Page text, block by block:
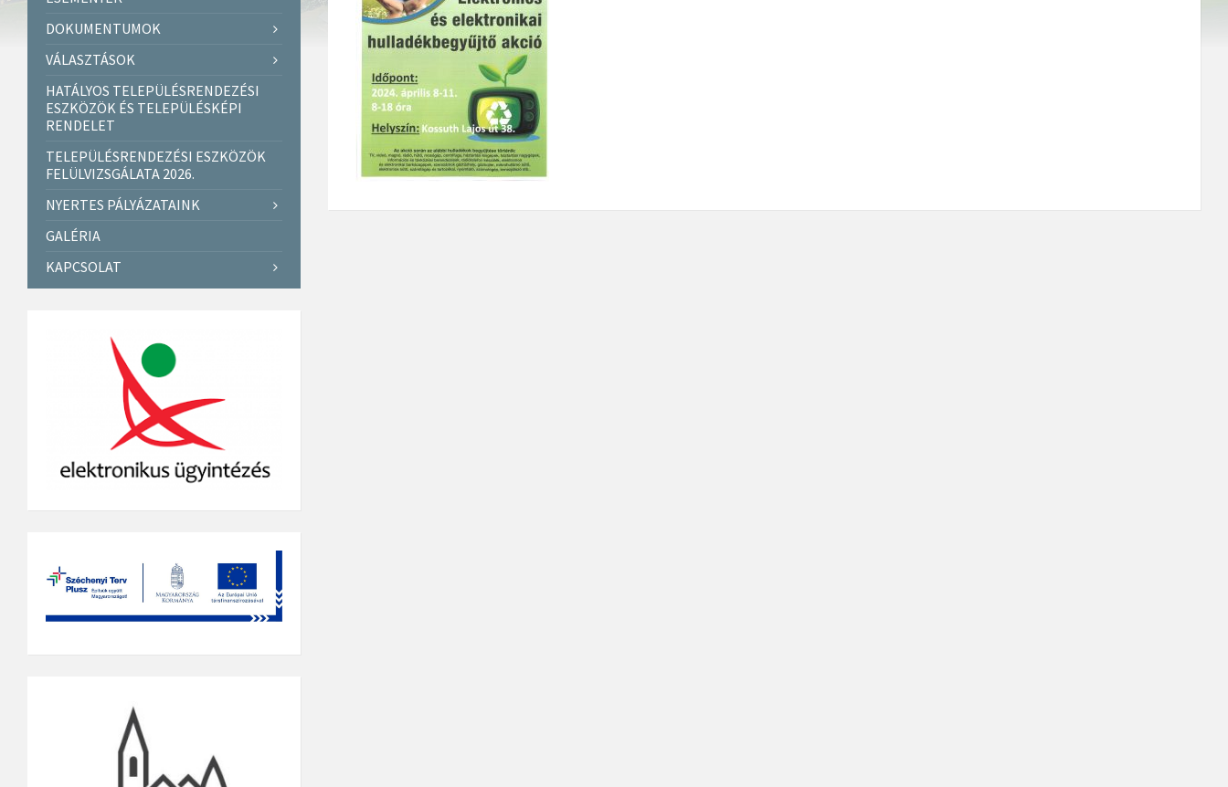
DOKUMENTUMOK
VÁLASZTÁSOK
HATÁLYOS TELEPÜLÉSRENDEZÉSI
ESZKÖZÖK ÉS TELEPÜLÉSKÉPI
RENDELET
TELEPÜLÉSRENDEZÉSI ESZKÖZÖK
FELÜLVIZSGÁLATA 2026.
NYERTES PÁLYÁZATAINK
GALÉRIA
KAPCSOLAT